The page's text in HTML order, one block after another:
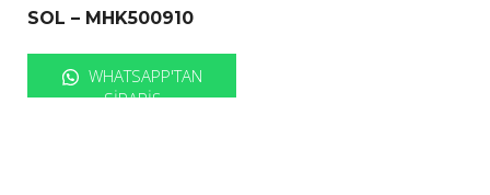
SOL – MHK500910
WHATSAPP'TAN
SIPARIŞ